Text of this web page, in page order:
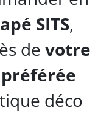
SITS,
de votre
déco